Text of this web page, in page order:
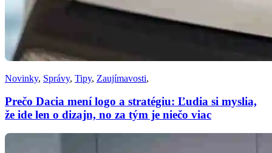
Novinky, Správy, Tipy, Zaujímavosti,
Prečo Dacia mení logo a stratégiu: Ľudia si myslia,
že ide len o dizajn, no za tým je niečo viac